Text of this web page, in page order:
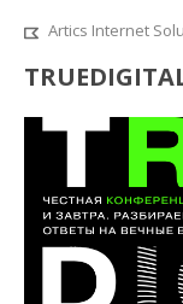
Artics Internet